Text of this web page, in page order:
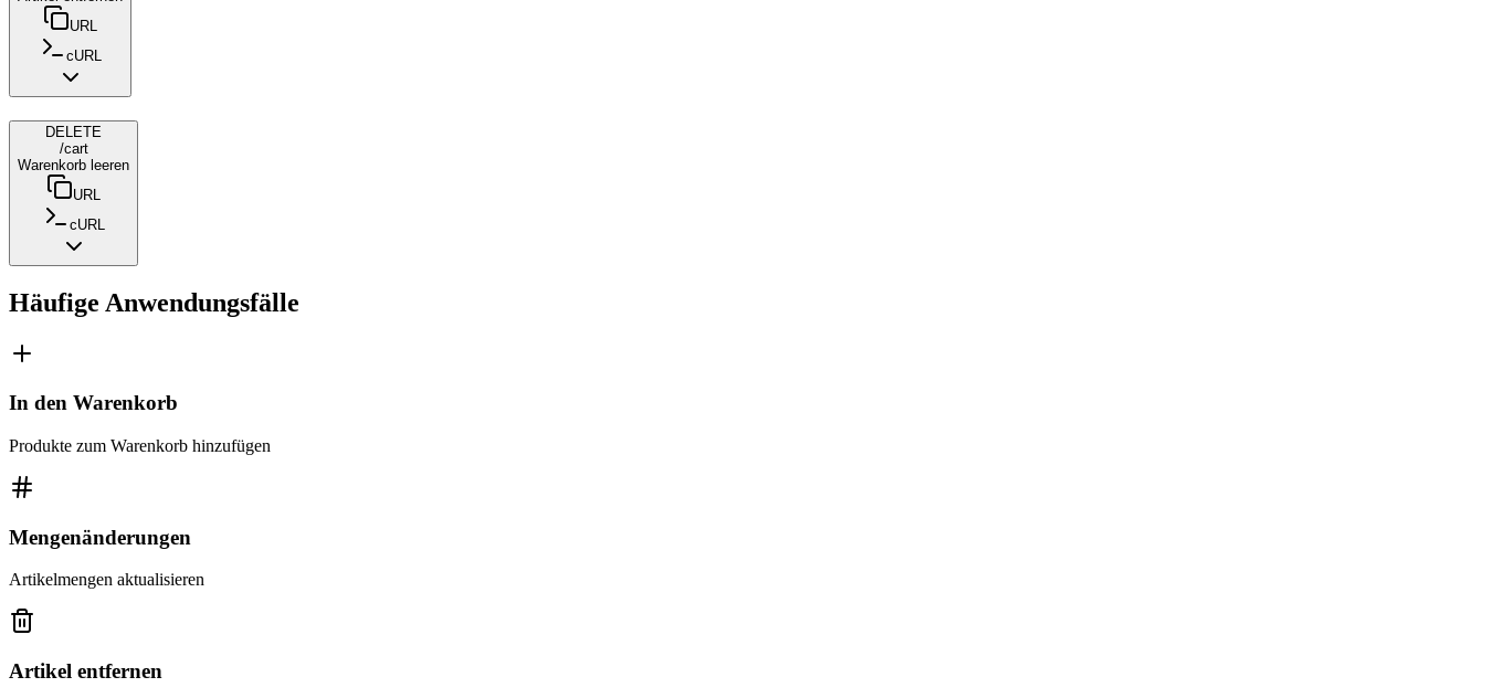
URL
cURL
DELETE
/cart
Warenkorb leeren
URL
cURL
Häufige Anwendungsfälle
In den Warenkorb
Produkte zum Warenkorb hinzufügen
Mengenänderungen
Artikelmengen aktualisieren
Artikel entfernen